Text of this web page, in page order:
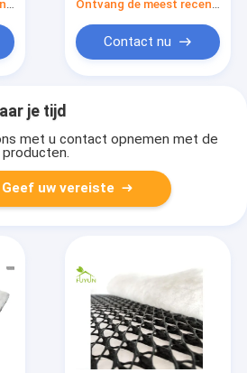
Ontvang de meest recente Prijs
Ontvang de meest recente Prijs
Contact nu
je tijd
met u contact opnemen met de
Geef uw vereiste